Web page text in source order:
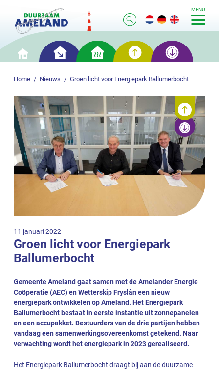
MENU
Home Nieuws Groen licht voor Energiepark Ballumerbocht
11 januari 2022
Groen licht voor Energiepark
Ballumerbocht
Gemeente Ameland gaat samen met de Amelander Energie
Coöperatie (AEC) en Wetterskip Fryslân een nieuw
energiepark ontwikkelen op Ameland. Het Energiepark
Ballumerbocht bestaat in eerste instantie uit zonnepanelen
en een accupakket. Bestuurders van de drie partijen hebben
vandaag een samenwerkingsovereenkomst getekend. Naar
verwachting wordt het energiepark in 2023 gerealiseerd.
Het Energiepark Ballumerbocht draagt bij aan de duurzame